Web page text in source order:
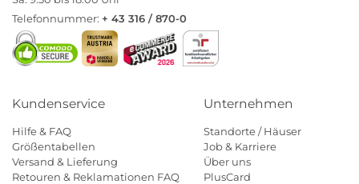
Telefonnummer: + 43 316 / 870-0
Kundenservice
Hilfe & FAQ
Größentabellen
Versand & Lieferung
Retouren & Reklamationen FAQ
Unternehmen
Standorte / Häuser
Job & Karriere
Über uns
PlusCard